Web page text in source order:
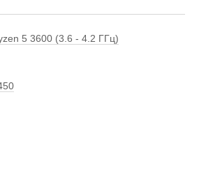
5 3600 (3.6 - 4.2 ГГц)